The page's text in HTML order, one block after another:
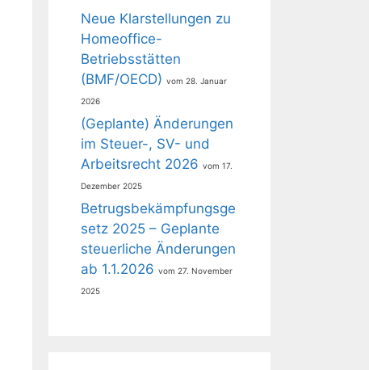
Neue Klarstellungen zu
Homeoffice-
Betriebsstätten
(BMF/OECD)
28. Januar
2026
(Geplante) Änderungen
im Steuer-, SV- und
Arbeitsrecht 2026
17.
Dezember 2025
Betrugsbekämpfungsge
setz 2025 – Geplante
steuerliche Änderungen
ab 1.1.2026
27. November
2025